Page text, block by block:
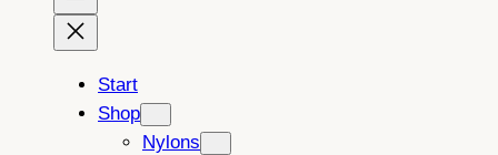
Start
Shop
Nylons